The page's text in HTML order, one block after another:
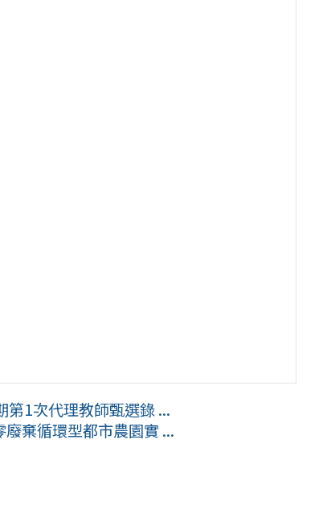
1次代理教師甄選錄 ...
棄循環型都市農園實 ...